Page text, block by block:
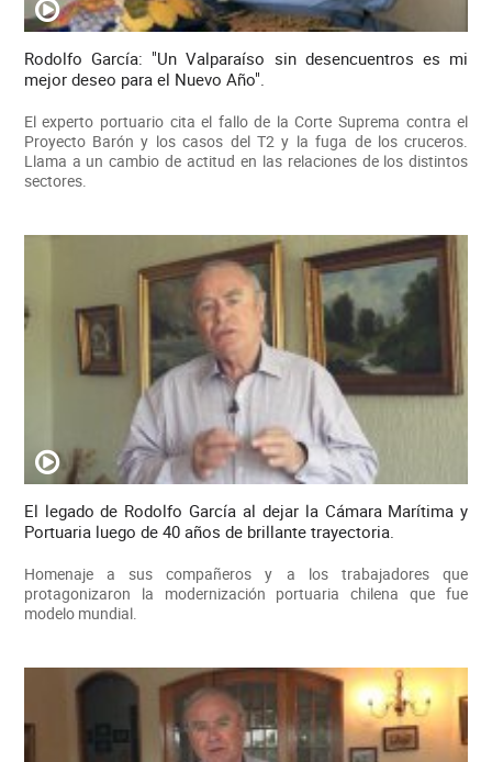
Rodolfo García: "Un Valparaíso sin desencuentros es mi
mejor deseo para el Nuevo Año".
El experto portuario cita el fallo de la Corte Suprema contra el
Proyecto Barón y los casos del T2 y la fuga de los cruceros.
Llama a un cambio de actitud en las relaciones de los distintos
sectores.
El legado de Rodolfo García al dejar la Cámara Marítima y
Portuaria luego de 40 años de brillante trayectoria.
Homenaje a sus compañeros y a los trabajadores que
protagonizaron la modernización portuaria chilena que fue
modelo mundial.